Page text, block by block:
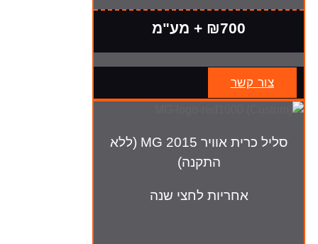
₪700 + מע"מ
צור קשר
סליל כרית אוויר MG 2015 (ללא
התקנה)
אחריות לחצי שנה